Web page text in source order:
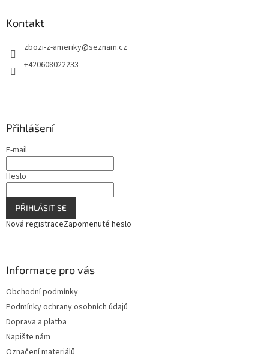
Kontakt
zbozi-z-ameriky@seznam.cz
+420608022233
Přihlášení
E-mail
Heslo
PŘIHLÁSIT SE
Nová registraceZapomenuté heslo
Informace pro vás
Obchodní podmínky
Podmínky ochrany osobních údajů
Doprava a platba
Napište nám
Označení materiálů